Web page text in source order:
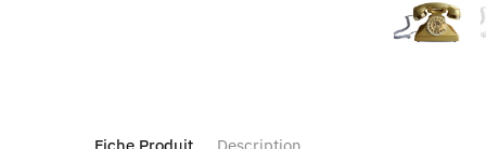
Fiche Produit Description